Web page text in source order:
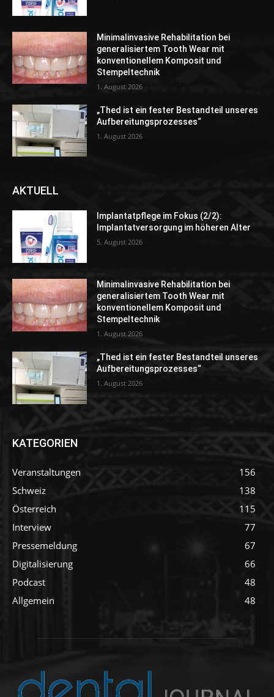
Minimalinvasive Rehabilitation bei
generalisiertem Tooth Wear mit
konventionellem Komposit und
Stempeltechnik
1. August 2026
„Thed ist ein fester Bestandteil unseres
Aufbereitungsprozesses“
1. August 2026
AKTUELL
Implantatpflege im Fokus (2/2):
Implantatversorgung im höheren Alter
5. August 2026
Minimalinvasive Rehabilitation bei
generalisiertem Tooth Wear mit
konventionellem Komposit und
Stempeltechnik
1. August 2026
„Thed ist ein fester Bestandteil unseres
Aufbereitungsprozesses“
1. August 2026
KATEGORIEN
Veranstaltungen
156
Schweiz
138
Österreich
115
Interview
77
Pressemeldung
67
Digitalisierung
66
Podcast
48
Allgemein
48